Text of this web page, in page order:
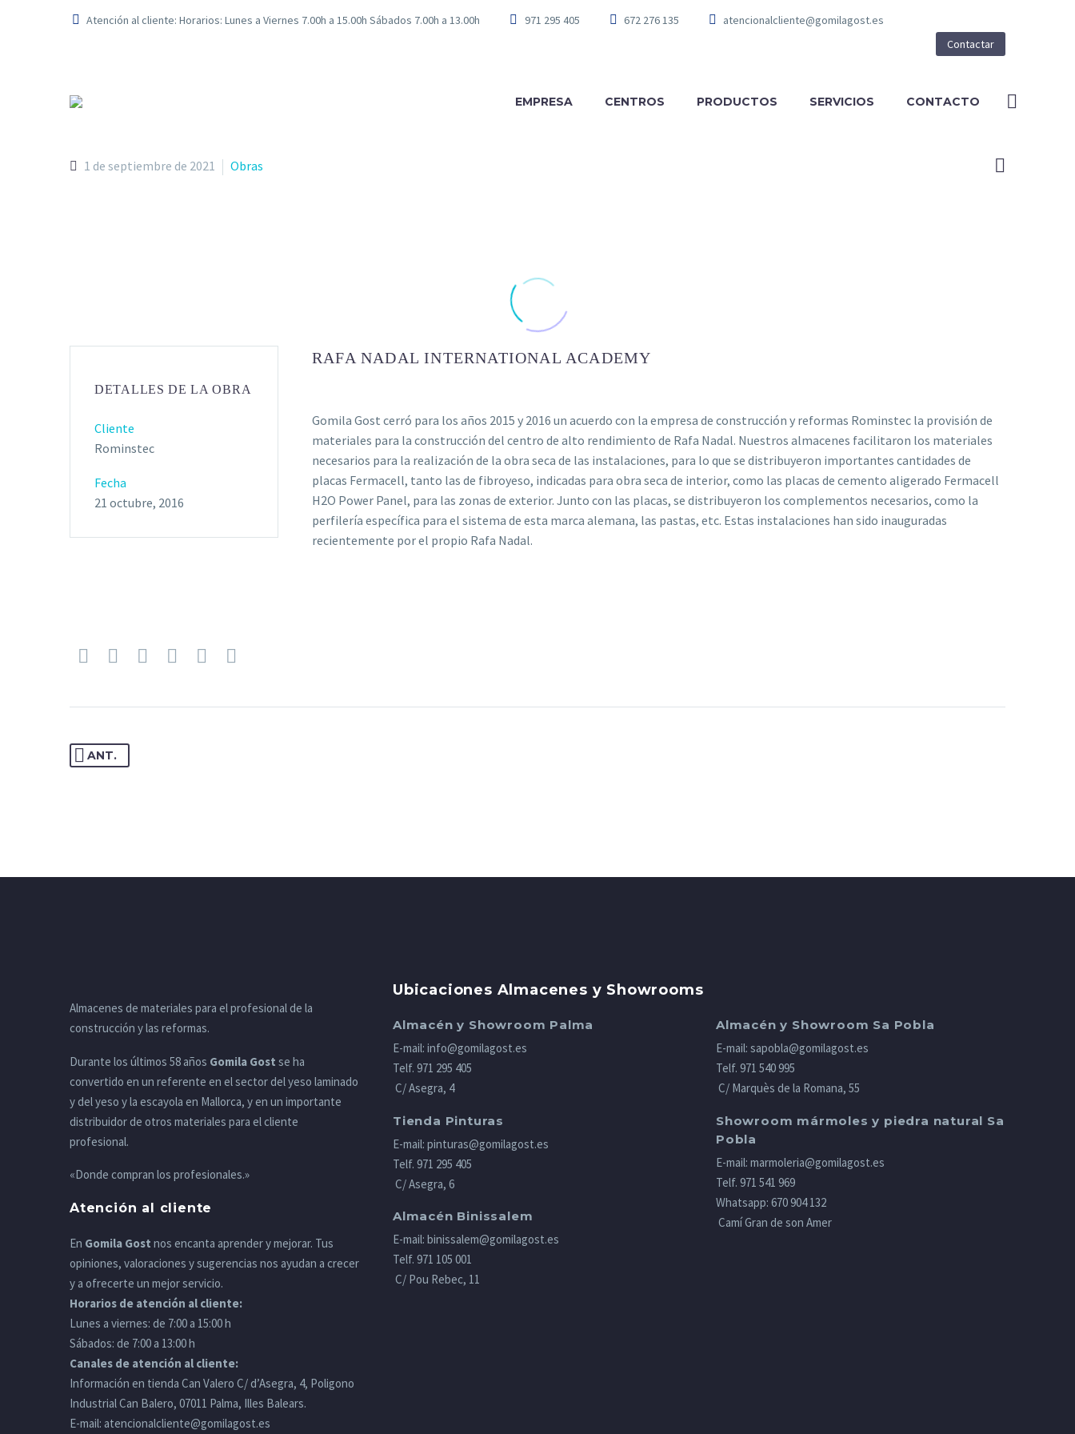
Atención al cliente: Horarios: Lunes a Viernes 7.00h a 15.00h Sábados 7.00h a 13.00h 971 295 405 672 276 135
atencionalcliente@gomilagost.es
Contactar
EMPRESA CENTROS PRODUCTOS SERVICIOS CONTACTO

1 de septiembre de 2021 Obras
DETALLES DE LA OBRA
Cliente
Rominstec
Fecha
21 octubre, 2016
RAFA NADAL INTERNATIONAL ACADEMY
Gomila Gost cerró para los años 2015 y 2016 un acuerdo con la empresa de construcción y reformas Rominstec la provisión de
materiales para la construcción del centro de alto rendimiento de Rafa Nadal. Nuestros almacenes facilitaron los materiales
necesarios para la realización de la obra seca de las instalaciones, para lo que se distribuyeron importantes cantidades de
placas Fermacell, tanto las de fibroyeso, indicadas para obra seca de interior, como las placas de cemento aligerado Fermacell
H2O Power Panel, para las zonas de exterior. Junto con las placas, se distribuyeron los complementos necesarios, como la
perfilería específica para el sistema de esta marca alemana, las pastas, etc. Estas instalaciones han sido inauguradas
recientemente por el propio Rafa Nadal.
ANT.
Almacenes de materiales para el profesional de la
construcción y las reformas.
Durante los últimos 58 años Gomila Gost se ha
convertido en un referente en el sector del yeso laminado
y del yeso y la escayola en Mallorca, y en un importante
distribuidor de otros materiales para el cliente
profesional.
«Donde compran los profesionales.»
Atención al cliente
En Gomila Gost nos encanta aprender y mejorar. Tus
opiniones, valoraciones y sugerencias nos ayudan a crecer
y a ofrecerte un mejor servicio.
Horarios de atención al cliente:
Lunes a viernes: de 7:00 a 15:00 h
Sábados: de 7:00 a 13:00 h
Canales de atención al cliente:
Información en tienda Can Valero C/ d’Asegra, 4, Poligono
Industrial Can Balero, 07011 Palma, Illes Balears.
E-mail: atencionalcliente@gomilagost.es
Ubicaciones Almacenes y Showrooms
Almacén y Showroom Palma
E-mail: info@gomilagost.es
Telf. 971 295 405
C/ Asegra, 4
Tienda Pinturas
E-mail: pinturas@gomilagost.es
Telf. 971 295 405
C/ Asegra, 6
Almacén Binissalem
E-mail: binissalem@gomilagost.es
Telf. 971 105 001
C/ Pou Rebec, 11
Almacén y Showroom Sa Pobla
E-mail: sapobla@gomilagost.es
Telf. 971 540 995
C/ Marquès de la Romana, 55
Showroom mármoles y piedra natural Sa
Pobla
E-mail: marmoleria@gomilagost.es
Telf. 971 541 969
Whatsapp: 670 904 132
Camí Gran de son Amer